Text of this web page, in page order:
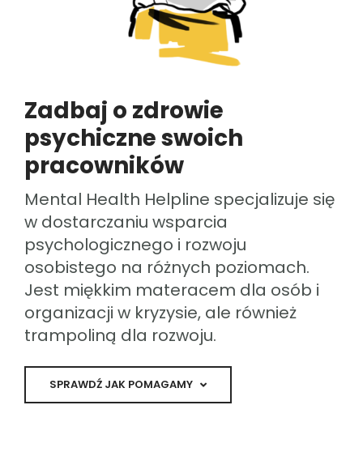
ZALOGUJ SIĘ
Zadbaj o zdrowie
psychiczne swoich
pracowników
Mental Health Helpline specjalizuje się
w dostarczaniu wsparcia
psychologicznego i rozwoju
osobistego na różnych poziomach.
Jest miękkim materacem dla osób i
organizacji w kryzysie, ale również
trampoliną dla rozwoju.
SPRAWDŹ JAK POMAGAMY